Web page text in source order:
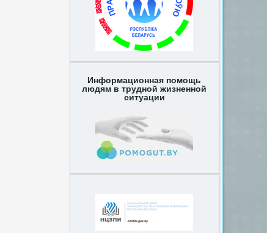
Информационная помощь
людям в трудной жизненной
ситуации